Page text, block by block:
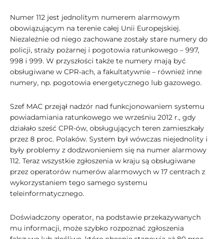
Numer 112 jest jednolitym numerem alarmowym
obowiązującym na terenie całej Unii Europejskiej.
Niezależnie od niego zachowane zostały stare numery do
policji, straży pożarnej i pogotowia ratunkowego – 997,
998 i 999. W przyszłości także te numery mają być
obsługiwane w CPR-ach, a fakultatywnie – również inne
numery, np. pogotowia energetycznego lub gazowego.
Szef MAC przejął nadzór nad funkcjonowaniem systemu
powiadamiania ratunkowego we wrześniu 2012 r., gdy
działało sześć CPR-ów, obsługujących teren zamieszkały
przez 8 proc. Polaków. System był wówczas niejednolity i
były problemy z dodzwonieniem się na numer alarmowy
112. Teraz wszystkie zgłoszenia w kraju są obsługiwane
przez operatorów numerów alarmowych w 17 centrach z
wykorzystaniem tego samego systemu
teleinformatycznego.
Doświadczony operator, na podstawie przekazywanych
mu informacji, może szybko rozpoznać zgłoszenia